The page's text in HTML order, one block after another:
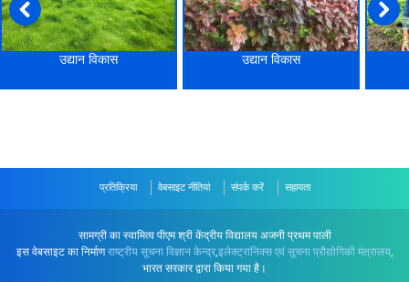
उद्यान विकास उद्यान विकास
प्रतिक्रिया वेबसाइट नीतियां संपर्क करें सहायता
सामग्री का स्वामित्व पीएम श्री केंद्रीय विद्यालय अजनी प्रथम पाली
इस वेबसाइट का निर्माणराष्ट्रीय सूचना विज्ञान केन्द्र,इलेक्ट्रानिक्स एवं सूचना प्रौद्योगिकी मंत्रालय,
भारत सरकार द्वारा किया गया है।